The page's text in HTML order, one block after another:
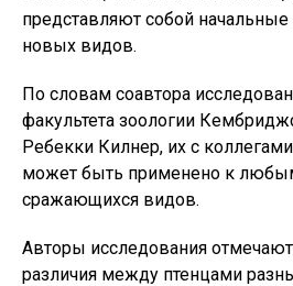
представляют собой
новых видов.
По словам соавтора
факультета зоологии
Ребекки Килнер, их с
может быть применено к
сражающихся видов.
Авторы исследования
различия между птенцами